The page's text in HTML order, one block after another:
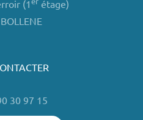
(1
étage)
30 97 15